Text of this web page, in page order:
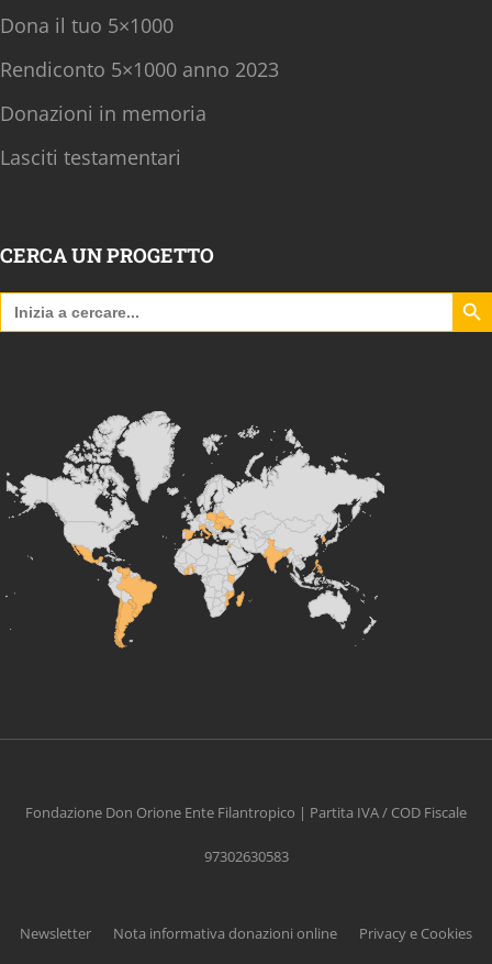
Dona il tuo 5×1000
Rendiconto 5×1000 anno 2023
Donazioni in memoria
Lasciti testamentari
CERCA UN PROGETTO
Search
for:
Search
Fondazione Don Orione Ente Filantropico | Partita IVA / COD Fiscale
97302630583
Newsletter Nota informativa donazioni online Privacy e Cookies